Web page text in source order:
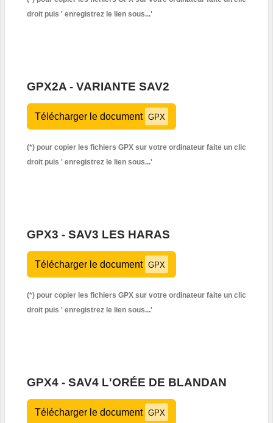
droit puis ' enregistrez le lien sous...'
GPX2A - VARIANTE SAV2
Télécharger le document GPX
(*) pour copier les fichiers GPX sur votre ordinateur faite un clic
droit puis ' enregistrez le lien sous...'
GPX3 - SAV3 LES HARAS
Télécharger le document GPX
(*) pour copier les fichiers GPX sur votre ordinateur faite un clic
droit puis ' enregistrez le lien sous...'
GPX4 - SAV4 L'ORÉE DE BLANDAN
Télécharger le document GPX